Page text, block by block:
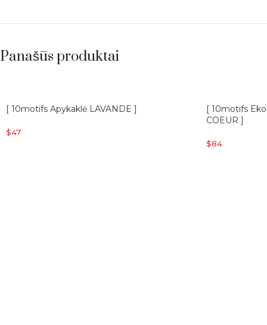
Panašūs produktai
[ 10motifs Apykaklė LAVANDE ]
$47
[ 10motifs
COEUR ]
$84